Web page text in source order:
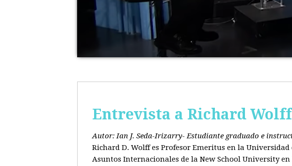
Entrevista a Richard
Autor: Ian J. Seda-Irizarry- Estudiante graduado e
Richard D. Wolff es Profesor Emeritus en la
Asuntos Internacionales de la New School University